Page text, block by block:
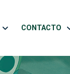
CONTACTO